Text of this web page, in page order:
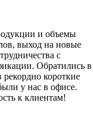
и объемы
выход на новые
с
Обратились в
короткие
у нас в офисе.
к клиентам!